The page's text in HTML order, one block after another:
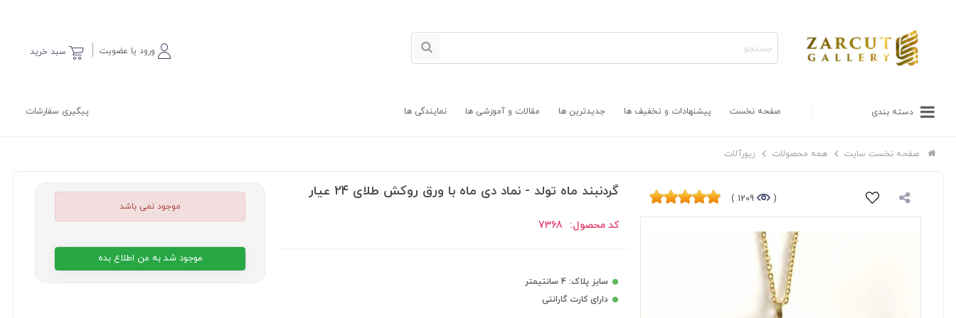
سبد خرید ورود یا عضویت
دسته بندی صفحه نخست پیشنهادات و تخفیف ها جدیدترین ها مقالات و آموزشی ها پیگیری سفارشات نمایندگی ها
صفحه نخست سایت همه محصولات زیورآلات
(
1209 ) گردنبند ماه تولد - نماد دی ماه با ورق روکش طلای 24 عیار
کد محصول: 7368
سایز پلاک: 4 سانتیمتر
دارای کارت گارانتی
موجود نمی باشد
موجود شد به من اطلاع بده